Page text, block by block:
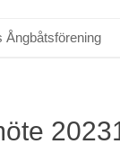
Ångbåtsförening